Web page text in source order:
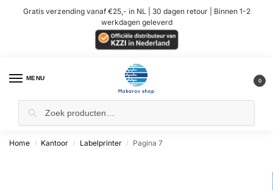
Gratis verzending vanaf €25,- in NL | 30 dagen retour | Binnen 1-2
werkdagen geleverd
MENU 0
Home / Kantoor / Labelprinter / Pagina 7